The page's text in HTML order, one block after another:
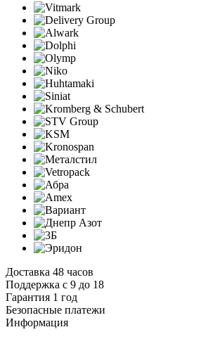
Доставка 48 часов
Поддержка с 9 до 18
Гарантия 1 год
Безопасные платежи
Информация